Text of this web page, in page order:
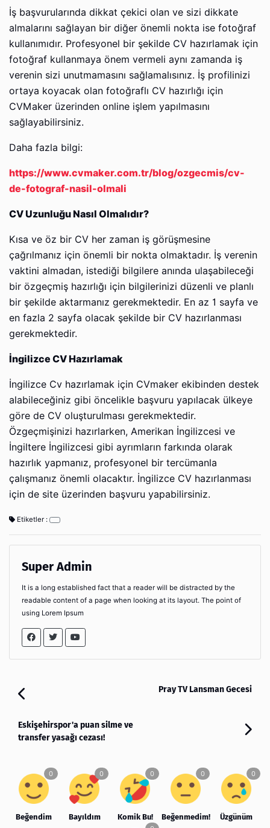
İş başvurularında dikkat çekici olan ve sizi dikkate
almalarını sağlayan bir diğer önemli nokta ise fotoğraf
kullanımıdır. Profesyonel bir şekilde CV hazırlamak için
fotoğraf kullanmaya önem vermeli aynı zamanda iş
verenin sizi unutmamasını sağlamalısınız. İş profilinizi
ortaya koyacak olan fotoğraflı CV hazırlığı için
CVMaker üzerinden online işlem yapılmasını
sağlayabilirsiniz.
Daha fazla bilgi:
https://www.cvmaker.com.tr/blog/ozgecmis/cv-
de-fotograf-nasil-olmali
CV Uzunluğu Nasıl Olmalıdır?
Kısa ve öz bir CV her zaman iş görüşmesine
çağrılmanız için önemli bir nokta olmaktadır. İş verenin
vaktini almadan, istediği bilgilere anında ulaşabileceği
bir özgeçmiş hazırlığı için bilgilerinizi düzenli ve planlı
bir şekilde aktarmanız gerekmektedir. En az 1 sayfa ve
en fazla 2 sayfa olacak şekilde bir CV hazırlanması
gerekmektedir.
İngilizce CV Hazırlamak
İngilizce Cv hazırlamak için CVmaker ekibinden destek
alabileceğiniz gibi öncelikle başvuru yapılacak ülkeye
göre de CV oluşturulması gerekmektedir.
Özgeçmişinizi hazırlarken, Amerikan İngilizcesi ve
İngiltere İngilizcesi gibi ayrımların farkında olarak
hazırlık yapmanız, profesyonel bir tercümanla
çalışmanız önemli olacaktır. İngilizce CV hazırlanması
için de site üzerinden başvuru yapabilirsiniz.
Etiketler :
Super Admin
It is a long established fact that a reader will be distracted by the
readable content of a page when looking at its layout. The point of
using Lorem Ipsum
Pray TV Lansman Gecesi
Eskişehirspor'a puan silme ve
transfer yasağı cezası!
Beğendim Bayıldım Komik Bu! Beğenmedim! Üzgünüm